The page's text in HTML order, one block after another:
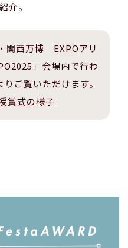
介。
関西万博 EXPOアリ
」会場内で行わ
ご覧いただけます。
賞式の様子